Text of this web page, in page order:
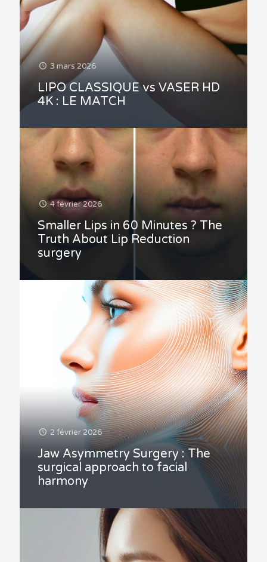
3 mars 2026
LIPO CLASSIQUE vs VASER HD
4K : LE MATCH
4 février 2026
Smaller Lips in 60 Minutes ? The
Truth About Lip Reduction
surgery
2 février 2026
Jaw Asymmetry Surgery : The
surgical approach to facial
harmony